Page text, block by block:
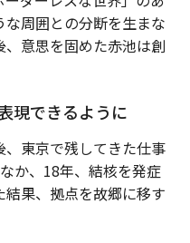
周囲との分断を生まな
意思を固めた赤池は創
現できるように
、東京で残してきた仕事
か、18年、結核を発症
果、拠点を故郷に移す